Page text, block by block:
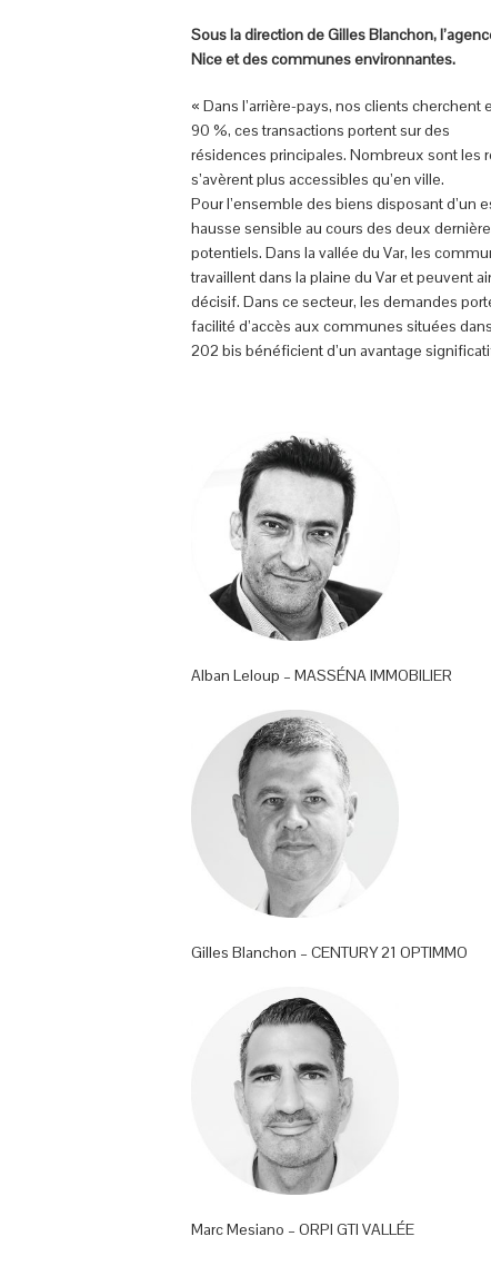
Sous la direction de Gilles Blanchon,
Nice et des communes environnantes.
« Dans l’arrière-pays, nos clients
90 %, ces transactions portent sur des
résidences principales. Nombreux sont les
s’avèrent plus accessibles qu’en ville.
Pour l’ensemble des biens disposant d’un
hausse sensible au cours des deux
potentiels. Dans la vallée du Var, les
travaillent dans la plaine du Var et peuvent
décisif. Dans ce secteur, les demandes
facilité d’accès aux communes situées
202 bis bénéficient d’un avantage
Alban Leloup – MASSÉNA IMMOBILIER
Gilles Blanchon – CENTURY 21 OPTIMMO
Marc Mesiano – ORPI GTI VALLÉE